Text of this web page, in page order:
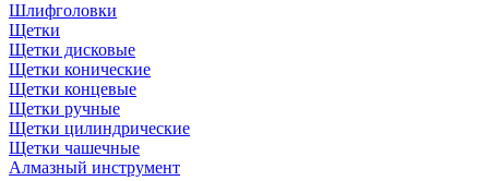
Шлифголовки
Щетки
Щетки дисковые
Щетки конические
Щетки концевые
Щетки ручные
Щетки цилиндрические
Щетки чашечные
Алмазный инструмент